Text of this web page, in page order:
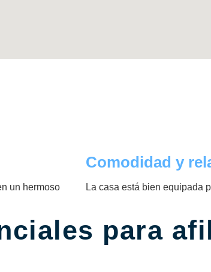
un hermoso
Comodidad y
La casa está bien equipada
para